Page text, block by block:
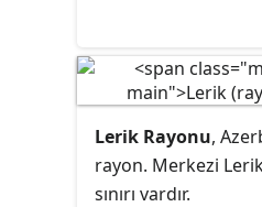
Lerik Rayonu,
rayon. Merkezi
sınırı vardır.